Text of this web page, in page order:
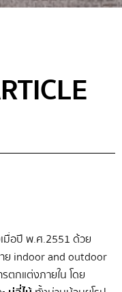
มื่อปี พ.ศ.2551 ด้วย
ย indoor and outdoor
ตกแต่งภายใน โดย